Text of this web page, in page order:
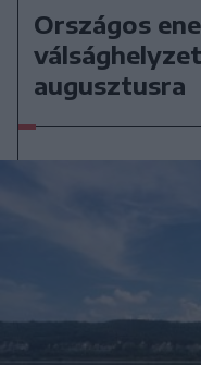
Országos
augusztusra